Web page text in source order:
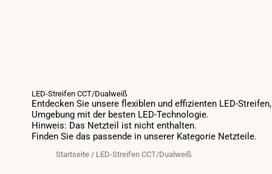
LED-Streifen CCT/Dualweiß
Entdecken Sie unsere flexiblen und effizienten LED-
Umgebung mit der besten LED-Technologie.
Hinweis: Das Netzteil ist nicht enthalten.
Finden Sie das passende in unserer Kategorie Netzteile.
Startseite / LED-Streifen CCT/Dualweiß